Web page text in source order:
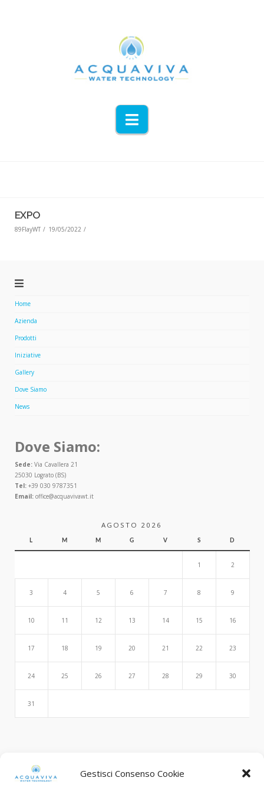
Gestisci Consenso Cookie
Navigation
EXPO
89FlayWT 19/05/2022
Home
Azienda
Prodotti
Iniziative
Gallery
Dove Siamo
News
Dove Siamo:
Sede:Via Cavallera 21
25030 Lograto (BS)
Tel:+39 030 9787351
Email:office@acquavivawt.it
AGOSTO 2026
L M M G V S D
1 2
3 4 5 6 7 8 9
10 11 12 13 14 15 16
17 18 19 20 21 22 23
24 25 26 27 28 29 30
31